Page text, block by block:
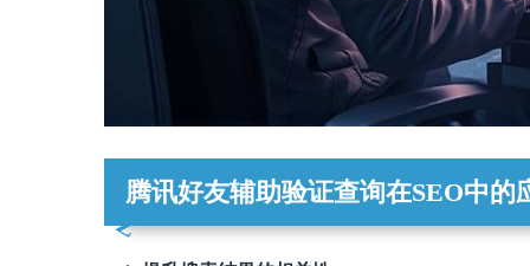
腾讯好友辅助验证查询在SEO中的